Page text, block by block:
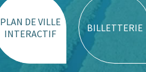
PLAN DE VILLE
INTERACTIF
BILLETTERIE